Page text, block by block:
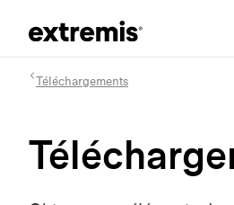
Téléchargements